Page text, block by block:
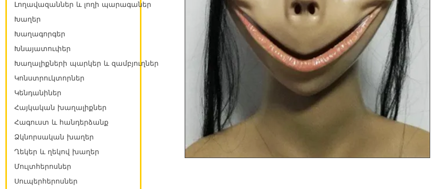
Լողավազաններ և լողի պարագաներ
Խաղեր
Խաղագորգեր
Խնայատուփեր
Խաղալիքների պարկեր և զամբյուղներ
Կոնստրուկտորներ
Կենդանիներ
Հայկական խաղալիքներ
Հագուստ և հանդերձանք
Ձկնորսական խաղեր
Ղեկեր և ղեկով խաղեր
Մուլտհերոսներ
Սուպերհերոսներ